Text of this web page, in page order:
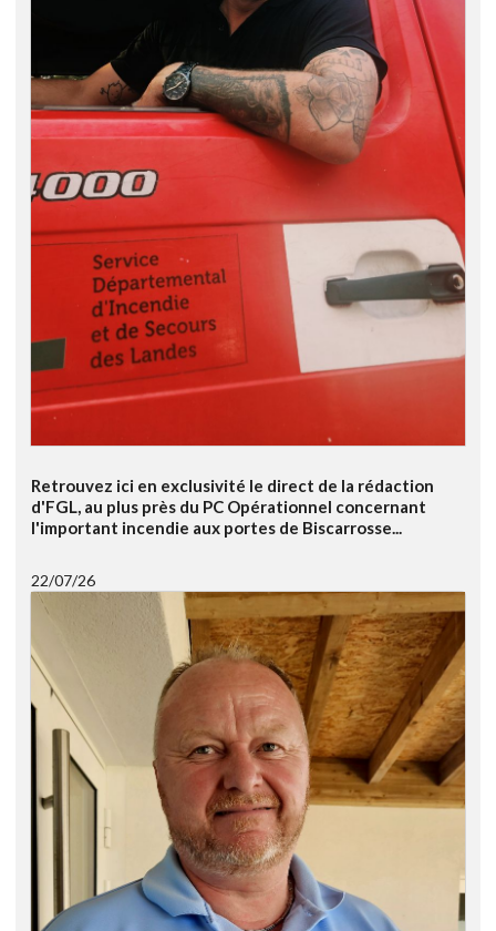
Retrouvez ici en exclusivité le direct de la rédaction
d'FGL, au plus près du PC Opérationnel concernant
l'important incendie aux portes de Biscarrosse...
22/07/26